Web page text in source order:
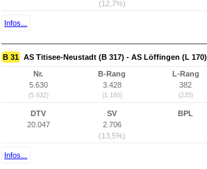
(12,7%)
Infos...
B 31 AS Titisee-Neustadt (B 317) - AS Löffingen (L 170)
Nr.
5.630
(5.632)
B-Rang
3.428
(1.160)
L-Rang
382
(235)
DTV
20.047
SV
2.706
(13,5%)
BPL
Infos...